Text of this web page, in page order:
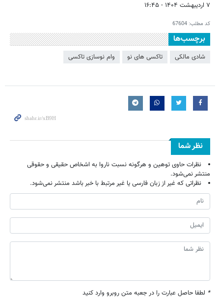
۷ اردیبهشت ۱۴۰۴ - ۱۶:۴۵
کد مطلب: 67604
برچسب‌ها
شادی مالکی تاکسی های نو وام نوسازی تاکسی
نظر شما
نظرات حاوی توهین و هرگونه نسبت ناروا به اشخاص حقیقی و حقوقی
منتشر نمی‌شود.
نظراتی که غیر از زبان فارسی یا غیر مرتبط با خبر باشد منتشر نمی‌شود.
* لطفا حاصل عبارت را در جعبه متن روبرو وارد کنید